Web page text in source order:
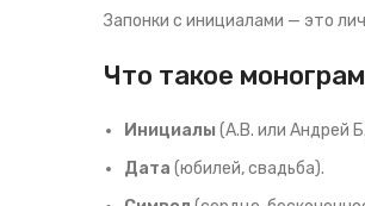
Запонки с инициалами — это
Что такое
Инициалы (A.B. или Андрей
Дата (юбилей, свадьба).